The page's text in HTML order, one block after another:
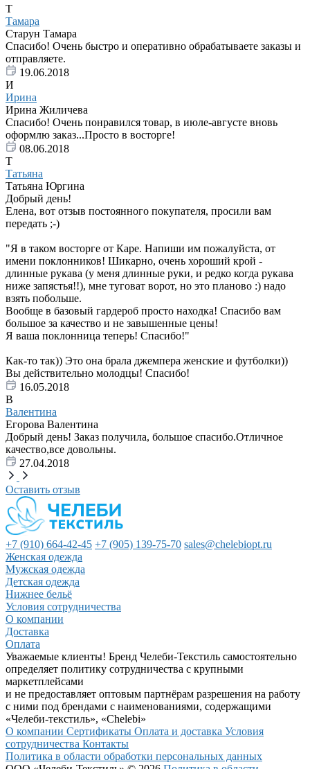
Т
Тамара
Старун Тамара
Спасибо! Очень быстро и оперативно обрабатываете заказы и
отправляете.
19.06.2018
И
Ирина
Ирина Жиличева
Спасибо! Очень понравился товар, в июле-августе вновь
оформлю заказ...Просто в восторге!
08.06.2018
Т
Татьяна
Татьяна Юргина
Добрый день!
Елена, вот отзыв постоянного покупателя, просили вам
передать ;-)
"Я в таком восторге от Каре. Напиши им пожалуйста, от
имени поклонников! Шикарно, очень хороший крой -
длинные рукава (у меня длинные руки, и редко когда рукава
ниже запястья!!), мне туговат ворот, но это планово :) надо
взять побольше.
Вообще в базовый гардероб просто находка! Спасибо вам
большое за качество и не завышенные цены!
Я ваша поклонница теперь! Спасибо!"
Как-то так)) Это она брала джемпера женские и футболки))
Вы действительно молодцы! Спасибо!
16.05.2018
В
Валентина
Егорова Валентина
Добрый день! Заказ получила, большое спасибо.Отличное
качество,все довольны.
27.04.2018
Оставить отзыв
+7 (910) 664-42-45 +7 (905) 139-75-70 sales@chelebiopt.ru
Женская одежда
Мужская одежда
Детская одежда
Нижнее бельё
Условия сотрудничества
О компании
Доставка
Оплата
Уважаемые клиенты! Бренд Челеби-Текстиль самостоятельно
определяет политику сотрудничества с крупными
маркетплейсами
и не предоставляет оптовым партнёрам разрешения на работу
с ними под брендами с наименованиями, содержащими
«Челеби-текстиль», «Chelebi»
О компании Сертификаты Оплата и доставка Условия
сотрудничества Контакты
Политика в области обработки персональных данных